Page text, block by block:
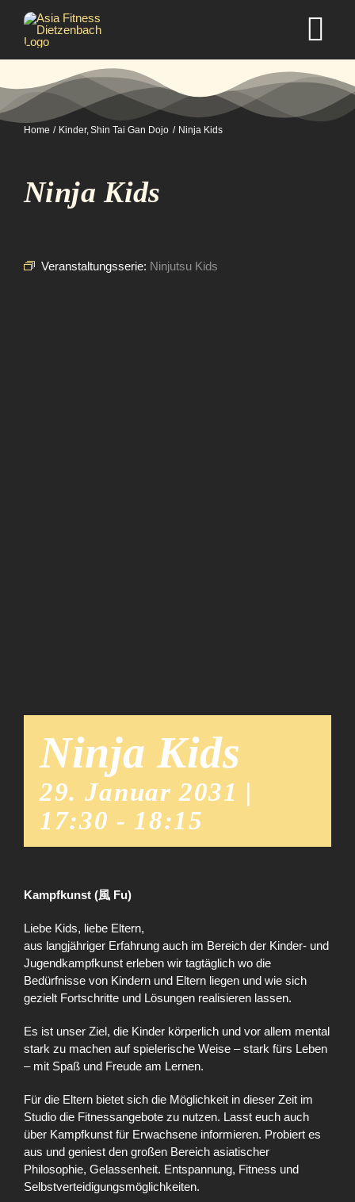
Inhalt
springen
Selbstverteidigung
Home Kinder Shin Tai Gan Dojo Ninja Kids
Ninja Kids
Veranstaltungsserie: Ninjutsu Kids
Ninja Kids
29. Januar 2031 |
17:30 - 18:15
Kampfkunst (風 Fu)
Liebe Kids, liebe Eltern,
aus langjähriger Erfahrung auch im Bereich der Kinder- und
Jugendkampfkunst erleben wir tagtäglich wo die
Bedürfnisse von Kindern und Eltern liegen und wie sich
gezielt Fortschritte und Lösungen realisieren lassen.
Es ist unser Ziel, die Kinder körperlich und vor allem mental
stark zu machen auf spielerische Weise – stark fürs Leben
– mit Spaß und Freude am Lernen.
Für die Eltern bietet sich die Möglichkeit in dieser Zeit im
Studio die Fitnessangebote zu nutzen. Lasst euch auch
über Kampfkunst für Erwachsene informieren. Probiert es
aus und geniest den großen Bereich asiatischer
Philosophie, Gelassenheit. Entspannung, Fitness und
Selbstverteidigungsmöglichkeiten.